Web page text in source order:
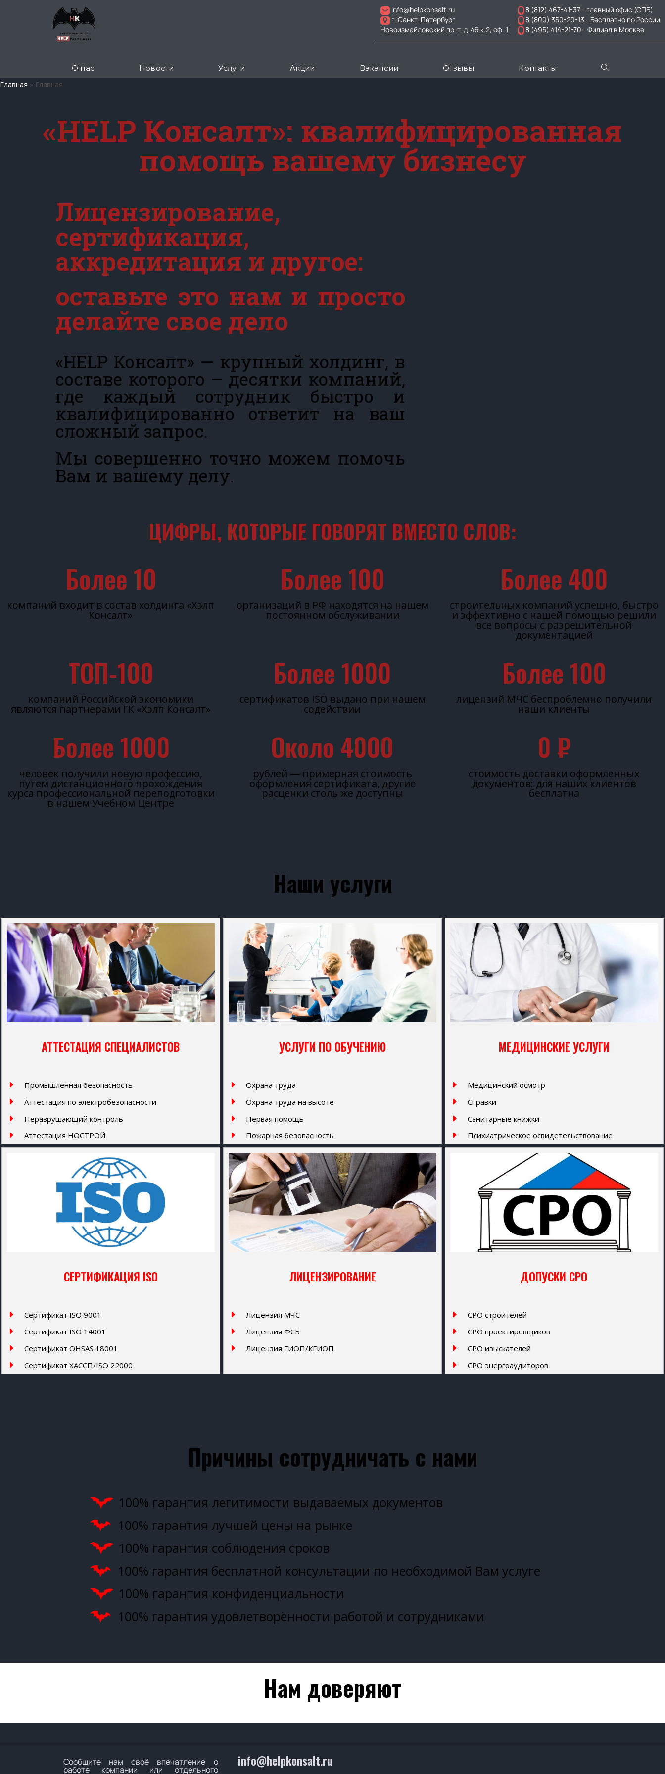
info@helpkonsalt.ru
г. Санкт-Петербург
Новоизмайловский пр-т, д. 46 к.2, оф. 1
8 (812) 467-41-37- главный офис (СПБ)
8 (800) 350-20-13 - Бесплатно по России
8 (495) 414-21-70 - Филиал в Москве
О нас Новости Услуги Акции Вакансии Отзывы
Контакты
Главная » Главная
«HELP Консалт»: квалифицированная
помощь вашему бизнесу
Лицензирование,
сертификация,
аккредитация и другое:
оставьте это нам и просто
делайте свое дело
«HELP Консалт» — крупный холдинг, в
составе которого – десятки компаний,
где каждый сотрудник быстро и
квалифицированно ответит на ваш
сложный запрос.
Мы совершенно точно можем помочь
Вам и вашему делу.
ЦИФРЫ, КОТОРЫЕ ГОВОРЯТ ВМЕСТО СЛОВ:
Более 10
компаний входит в состав холдинга «Хэлп
Консалт»
Более 100
организаций в РФ находятся на нашем
постоянном обслуживании
Более 400
строительных компаний успешно, быстро
и эффективно с нашей помощью решили
все вопросы с разрешительной
документацией
ТОП-100
компаний Российской экономики
являются партнерами ГК «Хэлп Консалт»
Более 1000
сертификатов ISO выдано при нашем
содействии
Более 100
лицензий МЧС беспроблемно получили
наши клиенты
Более 1000
человек получили новую профессию,
путем дистанционного прохождения
курса профессиональной переподготовки
в нашем Учебном Центре
Около 4000
рублей — примерная стоимость
оформления сертификата, другие
расценки столь же доступны
0 ₽
стоимость доставки оформленных
документов: для наших клиентов
бесплатна
Наши услуги
АТТЕСТАЦИЯ СПЕЦИАЛИСТОВ
Промышленная безопасность
Аттестация по электробезопасности
Неразрушающий контроль
Аттестация НОСТРОЙ
УСЛУГИ ПО ОБУЧЕНИЮ
Охрана труда
Охрана труда на высоте
Первая помощь
Пожарная безопасность
МЕДИЦИНСКИЕ УСЛУГИ
Медицинский осмотр
Справки
Санитарные книжки
Психиатрическое освидетельствование
СЕРТИФИКАЦИЯ ISO
Сертификат ISO 9001
Сертификат ISO 14001
Сертификат OHSAS 18001
Сертификат ХАССП/ISO 22000
ЛИЦЕНЗИРОВАНИЕ
Лицензия МЧС
Лицензия ФСБ
Лицензия ГИОП/КГИОП
ДОПУСКИ СРО
СРО строителей
СРО проектировщиков
СРО изыскателей
СРО энергоаудиторов
Причины сотрудничать с нами
100% гарантия легитимости выдаваемых документов
100% гарантия лучшей цены на рынке
100% гарантия соблюдения сроков
100% гарантия бесплатной консультации по необходимой Вам услуге
100% гарантия конфиденциальности
100% гарантия удовлетворённости работой и сотрудниками
Нам доверяют
Сообщите нам своё впечатление о
работе компании или отдельного
info@helpkonsalt.ru